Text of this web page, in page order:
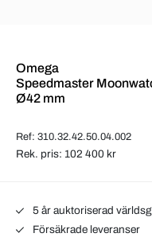
Omega
Speedmaster
Ø42 mm
Ref: 310.32.42.50.04.002
Rek. pris: 102 400 kr
5 år auktoriserad
Försäkrade leveranser